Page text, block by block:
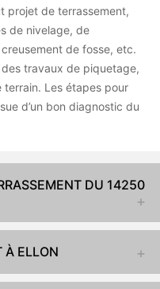
projet de terrassement,
de nivelage, de
de fosse, etc.
travaux de piquetage,
terrain. Les étapes pour
d’un bon diagnostic du
DU 14250
À ELLON